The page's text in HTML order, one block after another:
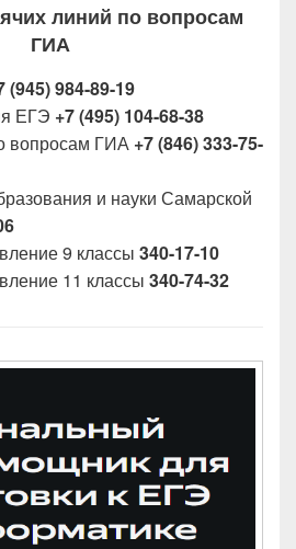
линий по вопросам
ГИА
(945) 984-89-19
ЕГЭ +7 (495) 104-68-38
вопросам ГИА +7 (846) 333-75-
и науки Самарской
9 классы 340-17-10
11 классы 340-74-32